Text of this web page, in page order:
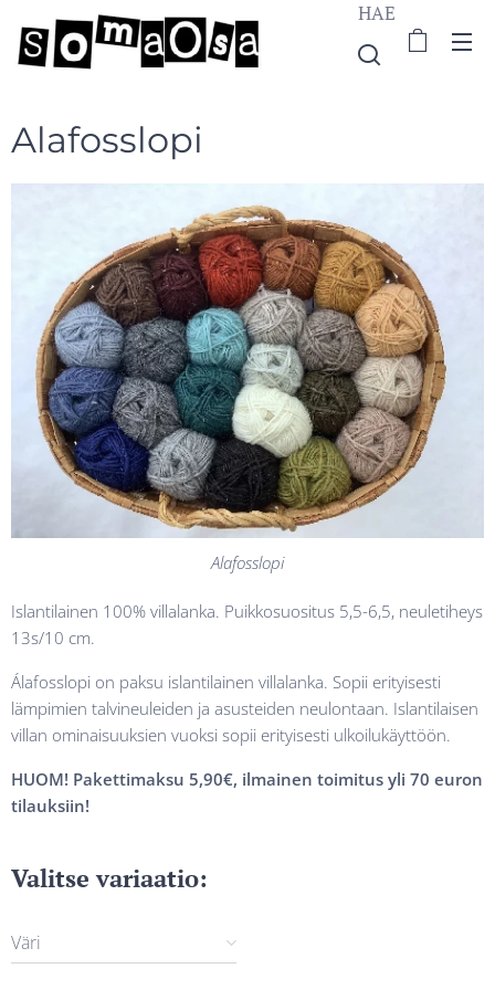
HAE
Alafosslopi
Alafosslopi
Islantilainen 100% villalanka. Puikkosuositus 5,5-6,5, neuletiheys
13s/10 cm.
Álafosslopi on paksu islantilainen villalanka. Sopii erityisesti
lämpimien talvineuleiden ja asusteiden neulontaan. Islantilaisen
villan ominaisuuksien vuoksi sopii erityisesti ulkoilukäyttöön.
HUOM! Pakettimaksu 5,90€, ilmainen toimitus yli 70 euron
tilauksiin!
Valitse variaatio:
Väri